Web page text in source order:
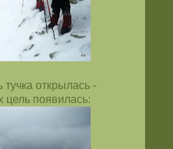
тучка открылась -
цель появилась: